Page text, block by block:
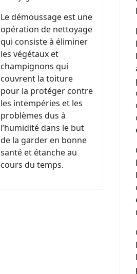
Le démoussage est une
opération de nettoyage
qui consiste à éliminer
les végétaux et
champignons qui
couvrent la toiture
pour la protéger contre
les intempéries et les
problèmes dus à
l’humidité dans le but
de la garder en bonne
santé et étanche au
cours du temps.